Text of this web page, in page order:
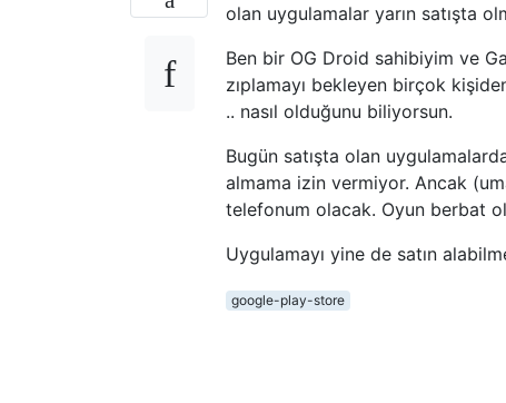
olan uygulamalar yarın satışta
Ben bir OG Droid sahibiyim ve
zıplamayı bekleyen birçok
.. nasıl olduğunu biliyorsun.
Bugün satışta olan
almama izin vermiyor. Ancak
telefonum olacak. Oyun berbat
Uygulamayı yine de satın
google-play-store